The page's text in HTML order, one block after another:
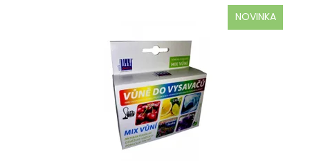
NOVINKA
Vůně do vysavače MIX (levandule, cherry, horská
louka, levandule, citron a fresh) je vyrobena z
přírodních materiálů a neobsahuje žádné
nebezpečné látky. Pohlcuje pachy, osvěžuje
vzduch a plní antibakteriální funkci. Použití:
vysypte obsah sáčků s...
Skladem
3007